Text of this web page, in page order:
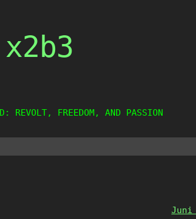
x2b3
REVOLT, FREEDOM, AND PASSION
Juni